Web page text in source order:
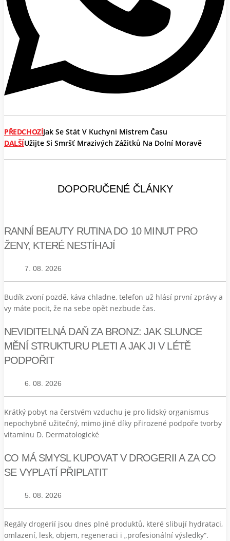
PŘEDCHOZÍJak Se Stát V Kuchyni Mistrem Času
DALŠÍUžijte Si Smršť Mrazivých Zážitků Na Dolní Moravě
DOPORUČENÉ ČLÁNKY
RANNÍ BEAUTY RUTINA DO 10 MINUT PRO
ŽENY, KTERÉ NESTÍHAJÍ
7. 08. 2026
Budík zvoní pozdě, káva chladne, telefon už hlásí první zprávy a
vy máte pocit, že na sebe opět nezbude čas.
NEVIDITELNÁ DAŇ ZA BRONZ: JAK SLUNCE
MĚNÍ STRUKTURU PLETI A JAK JI V LÉTĚ
PODPOŘIT
6. 08. 2026
Krátký pobyt na čerstvém vzduchu je pro lidský organismus
nepochybně užitečný, mimo jiné díky přirozené podpoře tvorby
vitaminu D. Dermatologické
CO MÁ SMYSL KUPOVAT V DROGERII A ZA CO
SE VYPLATÍ PŘIPLATIT
5. 08. 2026
Regály drogerií jsou dnes plné produktů, které slibují hydrataci,
omlazení, lesk, objem, regeneraci i „profesionální výsledky“.